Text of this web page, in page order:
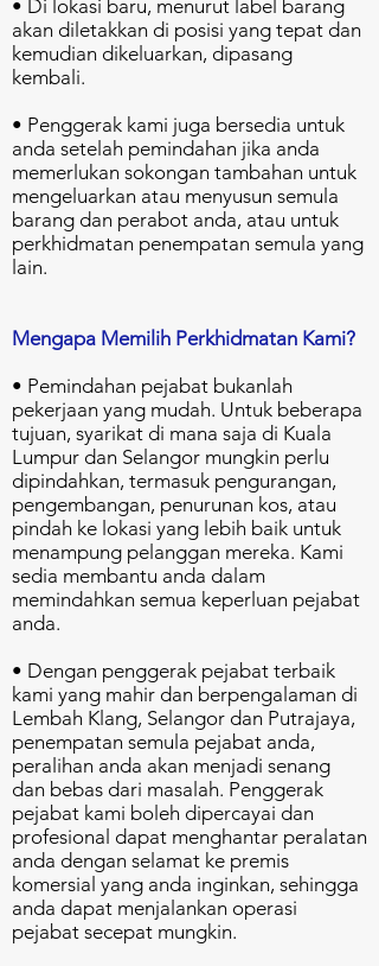
• Di lokasi baru, menurut label barang
akan diletakkan di posisi yang tepat dan
kemudian dikeluarkan, dipasang
kembali.
• Penggerak kami juga bersedia untuk
anda setelah pemindahan jika anda
memerlukan sokongan tambahan untuk
mengeluarkan atau menyusun semula
barang dan perabot anda, atau untuk
perkhidmatan penempatan semula yang
lain.
Mengapa Memilih Perkhidmatan Kami?
• Pemindahan pejabat bukanlah
pekerjaan yang mudah. Untuk beberapa
tujuan, syarikat di mana saja di Kuala
Lumpur dan Selangor mungkin perlu
dipindahkan, termasuk pengurangan,
pengembangan, penurunan kos, atau
pindah ke lokasi yang lebih baik untuk
menampung pelanggan mereka. Kami
sedia membantu anda dalam
memindahkan semua keperluan pejabat
anda.
• Dengan penggerak pejabat terbaik
kami yang mahir dan berpengalaman di
Lembah Klang, Selangor dan Putrajaya,
penempatan semula pejabat anda,
peralihan anda akan menjadi senang
dan bebas dari masalah. Penggerak
pejabat kami boleh dipercayai dan
profesional dapat menghantar peralatan
anda dengan selamat ke premis
komersial yang anda inginkan, sehingga
anda dapat menjalankan operasi
pejabat secepat mungkin.